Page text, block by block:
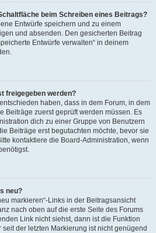
beim Schreiben eines Beitrags?
Entwürfe speichern und zu einem
und absenden. Den gesicherten Beitrag
Entwürfe verwalten“ in deinem
freigegeben werden?
haben, dass in dem Forum, in dem
Beiträge zuerst geprüft werden müssen. Es
dich zu einer Gruppe von Benutzern
Beiträge erst begutachten möchte, bevor sie
kontaktiere die Board-Administration, wenn
neu?
markieren“-Links in der Beitragsansicht
nach oben auf die erste Seite des Forums
Link nicht siehst, dann ist die Funktion
der letzten Markierung ist nicht genügend